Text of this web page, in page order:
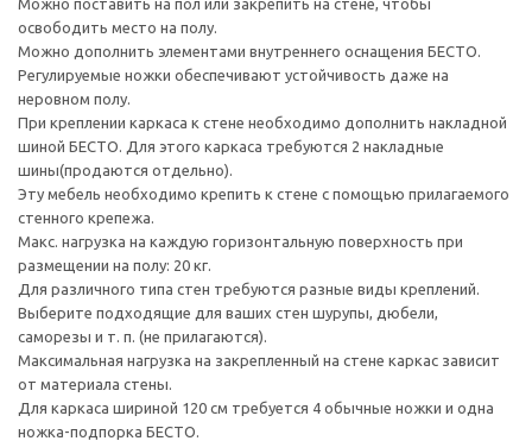
освободить место на полу.
Можно дополнить элементами внутреннего оснащения БЕСТО.
Регулируемые ножки обеспечивают устойчивость даже на
неровном полу.
При креплении каркаса к стене необходимо дополнить накладной
шиной БЕСТО. Для этого каркаса требуются 2 накладные
шины(продаются отдельно).
Эту мебель необходимо крепить к стене с помощью прилагаемого
стенного крепежа.
Макс. нагрузка на каждую горизонтальную поверхность при
размещении на полу: 20 кг.
Для различного типа стен требуются разные виды креплений.
Выберите подходящие для ваших стен шурупы, дюбели,
саморезы и т. п. (не прилагаются).
Максимальная нагрузка на закрепленный на стене каркас зависит
от материала стены.
Для каркаса шириной 120 см требуется 4 обычные ножки и одна
ножка-подпорка БЕСТО.